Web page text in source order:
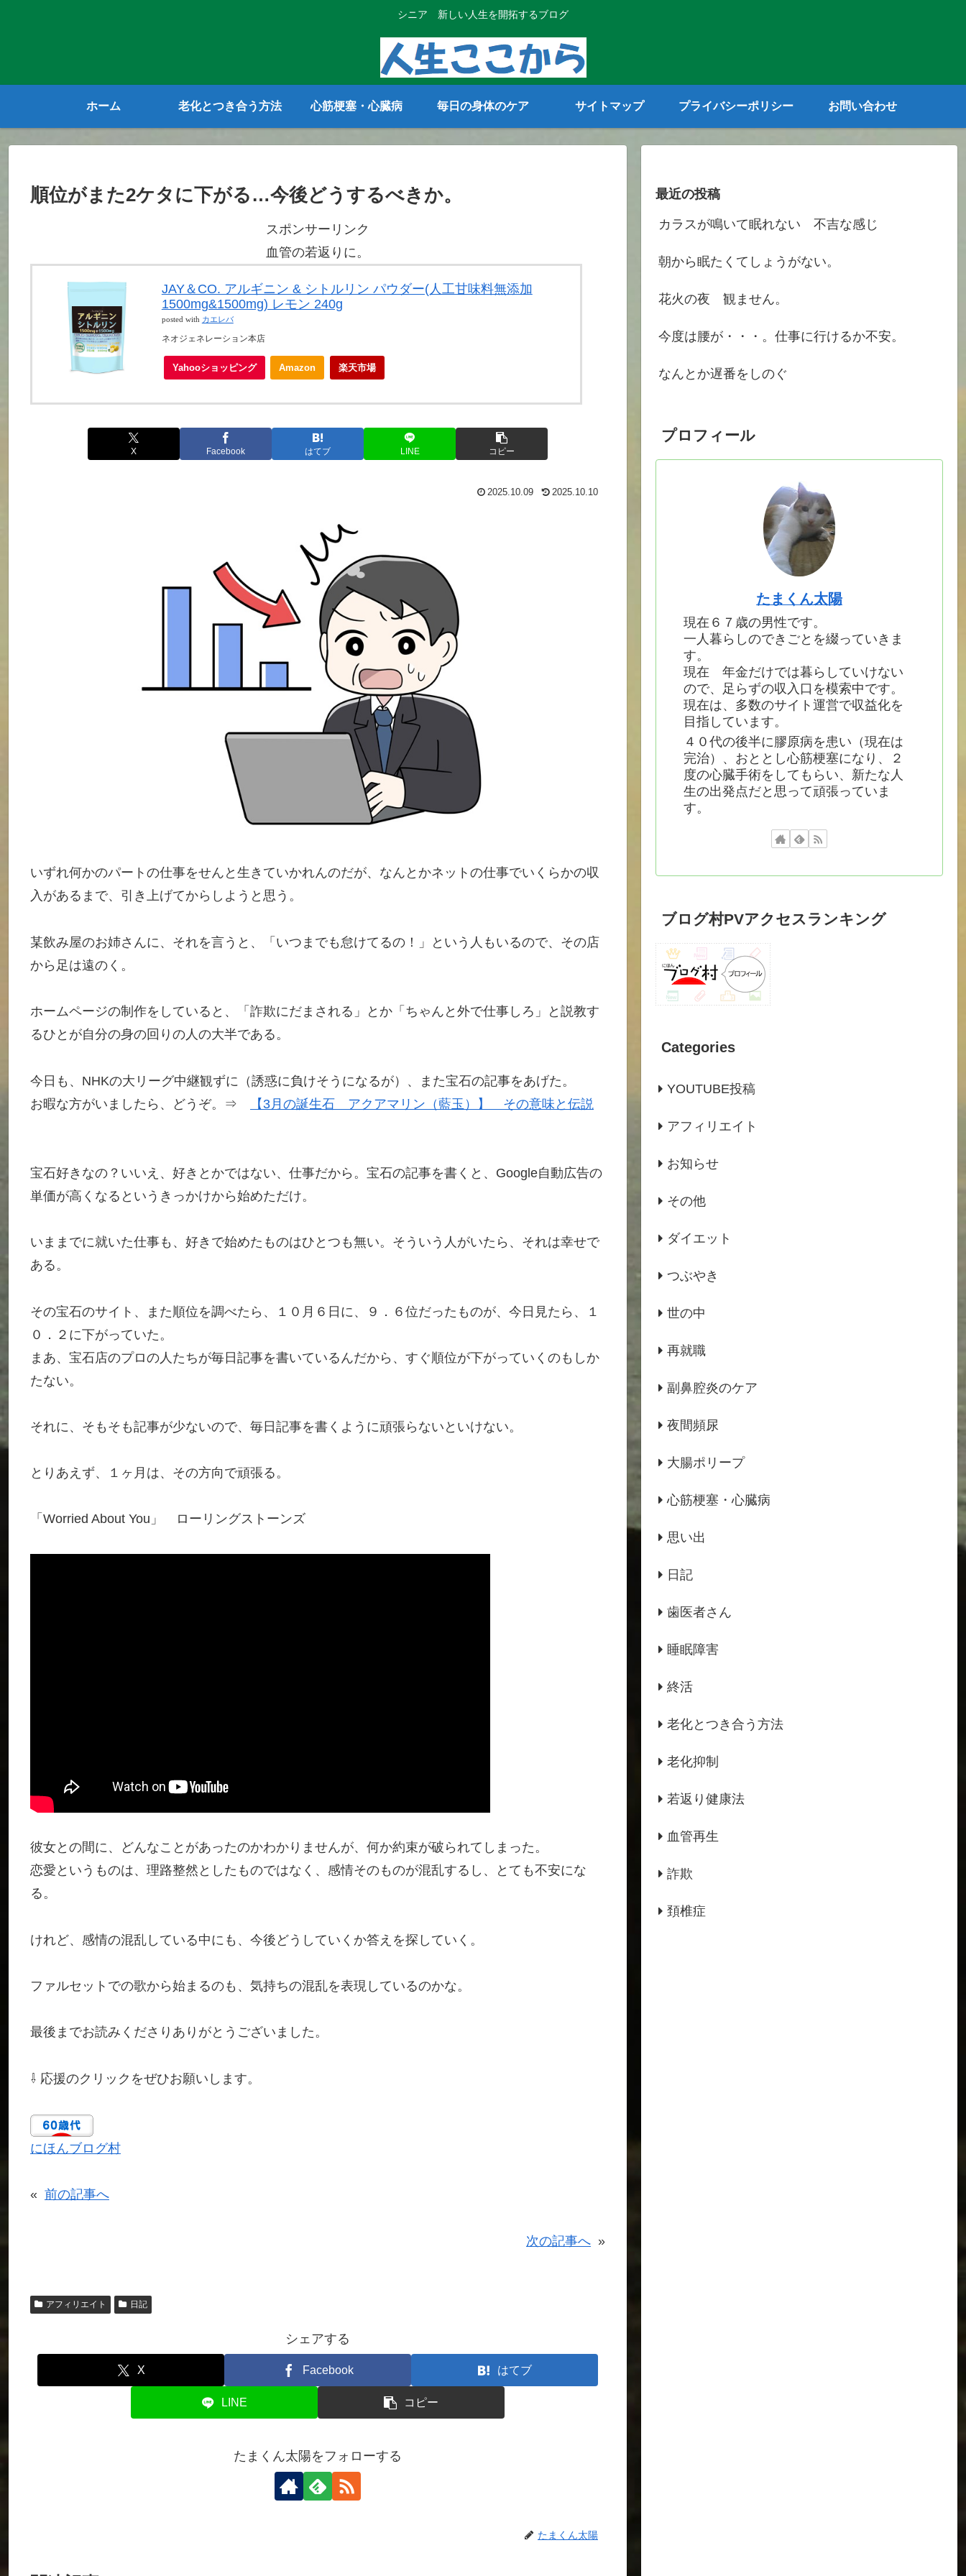
シニア 新しい人生を開拓するブログ
ホーム 老化とつき合う方法 心筋梗塞・心臓病 毎日の身体のケア サイトマップ プライバシーポリシー お問い合わせ
順位がまた2ケタに下がる…今後どうするべきか。
スポンサーリンク
血管の若返りに。
JAY＆CO. アルギニン & シトルリン パウダー(人工甘味料無添加
1500mg&1500mg) レモン 240g
posted with カエレバ
ネオジェネレーション本店
Yahooショッピング Amazon 楽天市場
X Facebook はてブ LINE コピー
2025.10.09 2025.10.10
いずれ何かのパートの仕事をせんと生きていかれんのだが、なんとかネットの仕事でいくらかの収
入があるまで、引き上げてからしようと思う。
某飲み屋のお姉さんに、それを言うと、「いつまでも怠けてるの！」という人もいるので、その店
から足は遠のく。
ホームページの制作をしていると、「詐欺にだまされる」とか「ちゃんと外で仕事しろ」と説教す
るひとが自分の身の回りの人の大半である。
今日も、NHKの大リーグ中継観ずに（誘惑に負けそうになるが）、また宝石の記事をあげた。
お暇な方がいましたら、どうぞ。⇒
【3月の誕生石 アクアマリン（藍玉）】 その意味と伝説
宝石好きなの？いいえ、好きとかではない、仕事だから。宝石の記事を書くと、Google自動広告の
単価が高くなるというきっかけから始めただけ。
いままでに就いた仕事も、好きで始めたものはひとつも無い。そういう人がいたら、それは幸せで
ある。
その宝石のサイト、また順位を調べたら、１０月６日に、９．６位だったものが、今日見たら、１
０．２に下がっていた。
まあ、宝石店のプロの人たちが毎日記事を書いているんだから、すぐ順位が下がっていくのもしか
たない。
それに、そもそも記事が少ないので、毎日記事を書くように頑張らないといけない。
とりあえず、１ヶ月は、その方向で頑張る。
「Worried About You」 ローリングストーンズ
彼女との間に、どんなことがあったのかわかりませんが、何か約束が破られてしまった。
恋愛というものは、理路整然としたものではなく、感情そのものが混乱するし、とても不安にな
る。
けれど、感情の混乱している中にも、今後どうしていくか答えを探していく。
ファルセットでの歌から始まるのも、気持ちの混乱を表現しているのかな。
最後までお読みくださりありがとうございました。
⇩ 応援のクリックをぜひお願いします。
にほんブログ村
« 前の記事へ
次の記事へ »
アフィリエイト 日記
シェアする
X Facebook はてブ
LINE コピー
たまくん太陽をフォローする
たまくん太陽
最近の投稿
カラスが鳴いて眠れない 不吉な感じ
朝から眠たくてしょうがない。
花火の夜 観ません。
今度は腰が・・・。仕事に行けるか不安。
なんとか遅番をしのぐ
プロフィール
たまくん太陽
現在６７歳の男性です。
一人暮らしのできごとを綴っていきま
す。
現在 年金だけでは暮らしていけない
ので、足らずの収入口を模索中です。
現在は、多数のサイト運営で収益化を
目指しています。
４０代の後半に膠原病を患い（現在は
完治）、おととし心筋梗塞になり、２
度の心臓手術をしてもらい、新たな人
生の出発点だと思って頑張っていま
す。
ブログ村PVアクセスランキング
Categories
YOUTUBE投稿
アフィリエイト
お知らせ
その他
ダイエット
つぶやき
世の中
再就職
副鼻腔炎のケア
夜間頻尿
大腸ポリープ
心筋梗塞・心臓病
思い出
日記
歯医者さん
睡眠障害
終活
老化とつき合う方法
老化抑制
若返り健康法
血管再生
詐欺
頚椎症